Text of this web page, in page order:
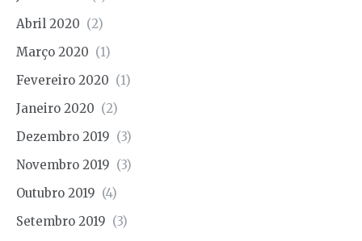
Abril 2020 (2)
Março 2020 (1)
Fevereiro 2020 (1)
Janeiro 2020 (2)
Dezembro 2019 (3)
Novembro 2019 (3)
Outubro 2019 (4)
Setembro 2019 (3)